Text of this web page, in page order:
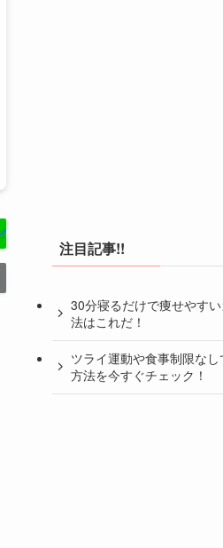
注目記事!!
30分寝るだけで痩せやす
法はこれだ！
ツライ運動や食事制限な
方法を今すぐチェック！